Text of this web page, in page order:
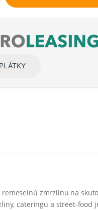
zmrzlinu na
cateringu a street-food